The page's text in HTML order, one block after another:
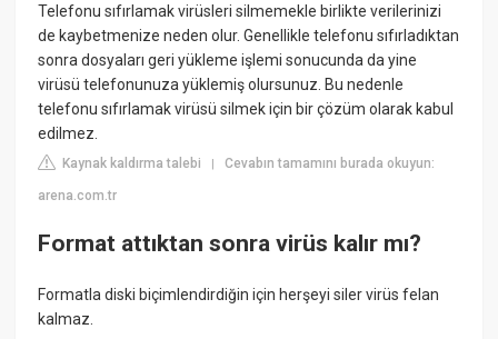
Telefonu sıfırlamak virüsleri silmemekle birlikte verilerinizi
de kaybetmenize neden olur. Genellikle telefonu sıfırladıktan
sonra dosyaları geri yükleme işlemi sonucunda da yine
virüsü telefonunuza yüklemiş olursunuz. Bu nedenle
telefonu sıfırlamak virüsü silmek için bir çözüm olarak kabul
edilmez.
Kaynak kaldırma talebi |Cevabın tamamını burada okuyun:
arena.com.tr
Format attıktan sonra virüs kalır mı?
Formatla diski biçimlendirdiğin için herşeyi siler virüs felan
kalmaz.